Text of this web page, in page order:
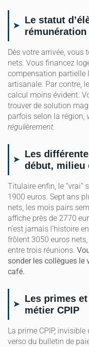
Le statut
rémunération
Dès votre arrivée, vous
nets. Vous financez
compensation partielle
artisanale. Par contre,
calcul moins évident.
trouver de solution
parfois selon la région,
régulièrement.
Les
début, milieu
Titulaire enfin, le “vrai”
1900 euros. Sept ans
nets, les mois pairs
affiche près de 2770
n’est jamais l’histoire
frôlent 3050 euros
entre trois réunions.
sonder les collègues le
café.
Les primes
métier CPIP
La prime CPIP,
verso du bulletin de